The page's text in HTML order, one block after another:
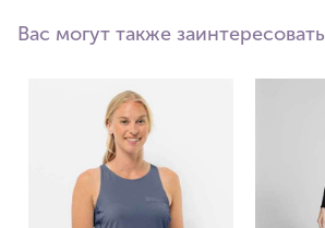
Вас могут также заинтересовать